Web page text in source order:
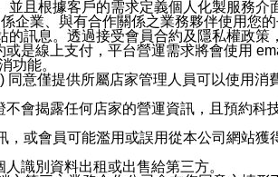
且根據客戶的需求定義個人化製服務
企業、與有合作關係之業務夥伴使用
訊息。透過接受會員合約及隱私權政
是線上支付，平台營運需求將會使用
功能。
意僅提供所屬店家管理人員可以使用
會揭露任何店家的營運資訊，且預約
或會員可能濫用或誤用從本公司網站
識別資料出租或出售給第三方。